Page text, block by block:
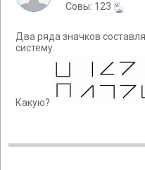
Cовы: 123
Два ряда значков
систему.
Какую?